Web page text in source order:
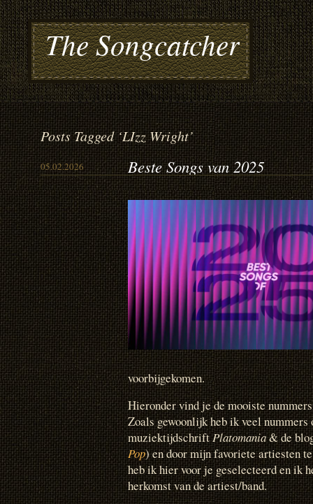
The Songcatcher
Posts Tagged ‘LIzz Wright’
05.02.2026 Beste Songs van 2025
voorbijgekomen.
Hieronder vind je de mooiste
Zoals gewoonlijk heb ik veel
muziektijdschriftPlatomania& de
Pop) en door mijn favoriete artiesten
heb ik hier voor je geselecteerd en ik
herkomst van de artiest/band.